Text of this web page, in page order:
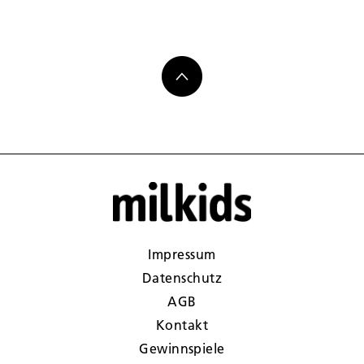
Impressum
Datenschutz
AGB
Kontakt
Gewinnspiele